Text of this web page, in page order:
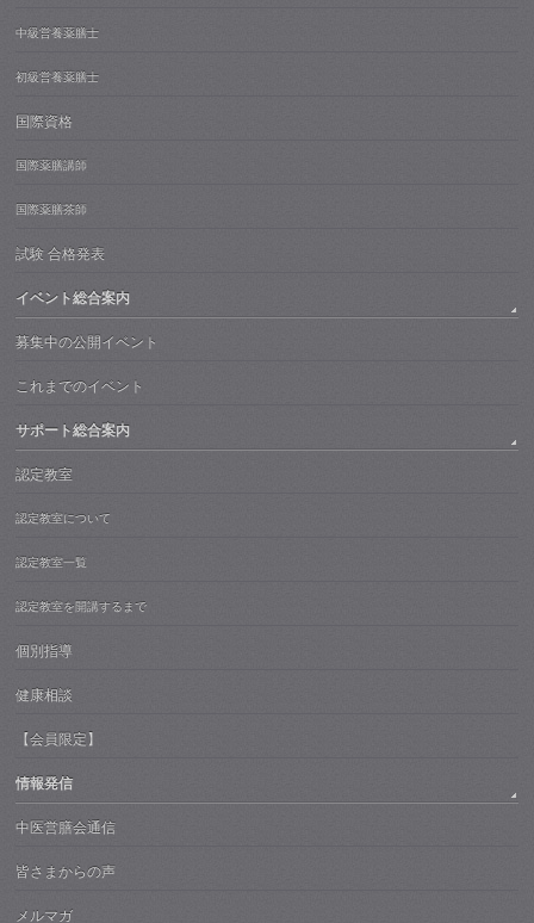
中級営養薬膳士
初級営養薬膳士
国際資格
国際薬膳講師
国際薬膳茶師
試験 合格発表
イベント総合案内
募集中の公開イベント
これまでのイベント
サポート総合案内
認定教室
認定教室について
認定教室一覧
認定教室を開講するまで
個別指導
健康相談
【会員限定】
情報発信
中医営膳会通信
皆さまからの声
メルマガ